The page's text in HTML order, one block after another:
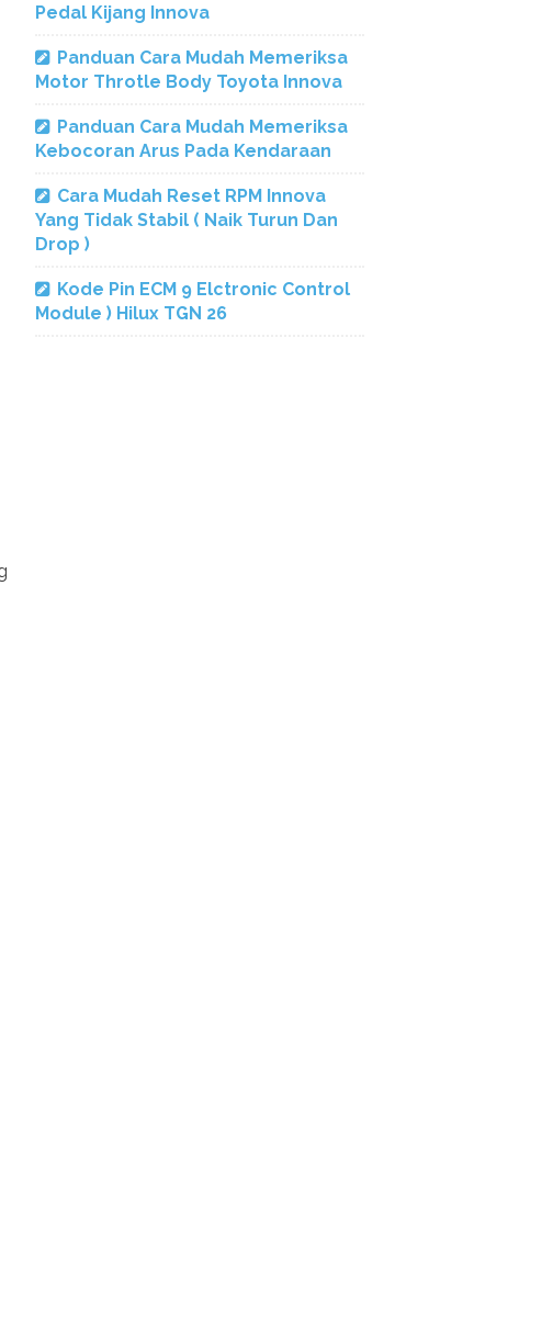
Pedal Kijang Innova
Panduan Cara Mudah Memeriksa
Motor Throtle Body Toyota Innova
Panduan Cara Mudah Memeriksa
Kebocoran Arus Pada Kendaraan
Cara Mudah Reset RPM Innova
Yang Tidak Stabil ( Naik Turun Dan
Drop )
Kode Pin ECM 9 Elctronic Control
Module ) Hilux TGN 26